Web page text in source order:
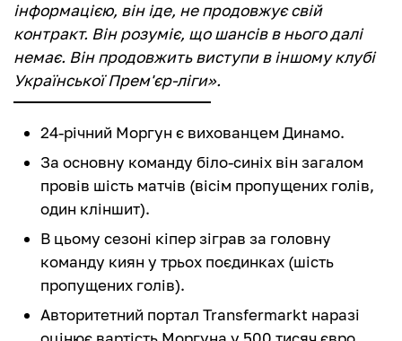
інформацією, він іде, не продовжує свій
контракт. Він розуміє, що шансів в нього далі
немає. Він продовжить виступи в іншому клубі
Української Прем'єр-ліги».
24-річний Моргун є вихованцем Динамо.
За основну команду біло-синіх він загалом
провів шість матчів (вісім пропущених голів,
один кліншит).
В цьому сезоні кіпер зіграв за головну
команду киян у трьох поєдинках (шість
пропущених голів).
Авторитетний портал Transfermarkt наразі